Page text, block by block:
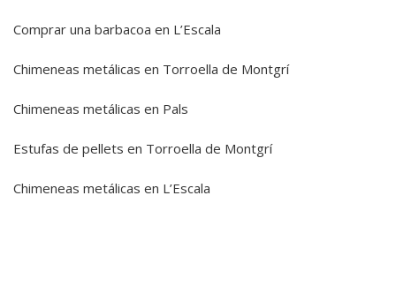
Comprar una barbacoa en L’Escala
Chimeneas metálicas en Torroella de Montgrí
Chimeneas metálicas en Pals
Estufas de pellets en Torroella de Montgrí
Chimeneas metálicas en L’Escala